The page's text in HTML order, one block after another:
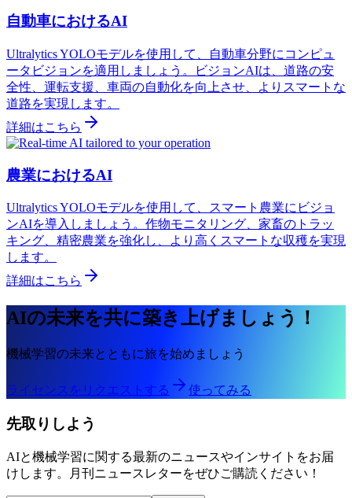
自動車におけるAI
Ultralytics YOLOモデルを使用して、自動車分野にコンピュ
ータビジョンを適用しましょう。ビジョンAIは、道路の安
全性、運転支援、車両の自動化を向上させ、よりスマートな
道路を実現します。
詳細はこちら
農業におけるAI
Ultralytics YOLOモデルを使用して、スマート農業にビジョ
ンAIを導入しましょう。作物モニタリング、家畜のトラッ
キング、精密農業を強化し、より高くスマートな収穫を実現
します。
詳細はこちら
AIの未来を共に築き上げましょう！
機械学習の未来とともに旅を始めましょう
ライセンスをリクエストする 使ってみる
先取りしよう
AIと機械学習に関する最新のニュースやインサイトをお届
けします。月刊ニュースレターをぜひご購読ください！